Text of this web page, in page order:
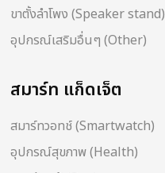
ขาตั้งลำโพง (Speaker stand)
อุปกรณ์เสริมอื่นๆ (Other)
สมาร์ท แก็ดเจ็ต
สมาร์ทวอทช์ (Smartwatch)
อุปกรณ์สุขภาพ (Health)